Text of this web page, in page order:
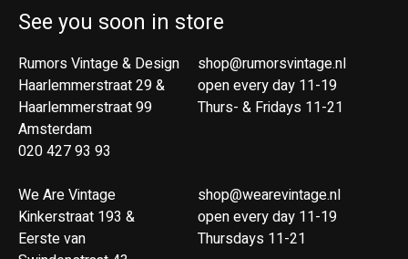
See you soon in store
Rumors Vintage & Design
Haarlemmerstraat 29 &
Haarlemmerstraat 99
Amsterdam
020 427 93 93
We Are Vintage
Kinkerstraat 193 &
Eerste van
shop@rumorsvintage.nl
open every day 11-19
Thurs- & Fridays 11-21
shop@wearevintage.nl
open every day 11-19
Thursdays 11-21